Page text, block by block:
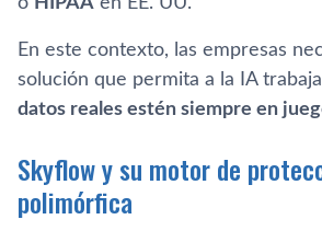
En este contexto, las empresas
solución que permita a la IA
datos reales estén siempre en
Skyflow y su motor de
polimórfica